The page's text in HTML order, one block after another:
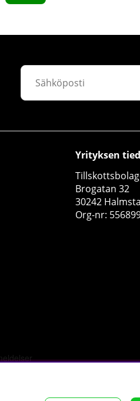
1
Yrityksen
Brogatan 32
30242
Org-nr: